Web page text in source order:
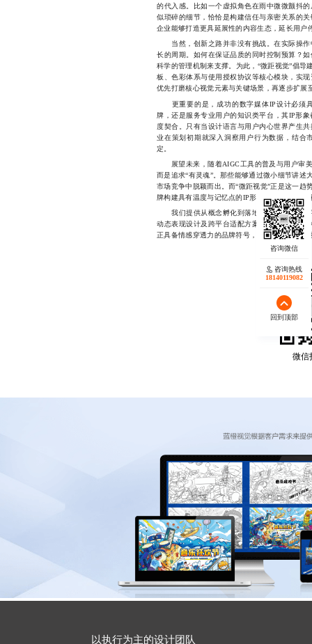
的代入感。比如一个虚拟角色在雨中微微颤抖
似琐碎的细节，恰恰是构建信任与亲密关系的
企业能够打造更具延展性的内容生态，延长用户
当然，创新之路并非没有挑战。在实际操作
长的周期。如何在保证品质的同时控制预算？
科学的管理机制来支撑。为此，“微距视觉”倡
板、色彩体系与使用授权协议等核心模块，实
优先打磨核心视觉元素与关键场景，再逐步扩展
更重要的是，成功的数字媒体IP设计必须
牌，还是服务专业用户的知识类平台，其IP形
度契合。只有当设计语言与用户内心世界产生
业在策划初期就深入洞察用户行为数据，结合
定。
展望未来，随着AIGC工具的普及与用户审美
而是追求“有灵魂”。那些能够通过微小细节讲
市场竞争中脱颖而出。而“微距视觉”正是这一
牌构建具有温度与记忆点的IP形象，推动内容从“
我们提供从概念孵化到落地执行的一站式数
动态表现设计及跨平台适配方案，凭借对细节
正具备情感穿透力的品牌符号，让每一次视觉触
微信
咨询热线
18140119082
回到顶部
以执行为主的设计团队